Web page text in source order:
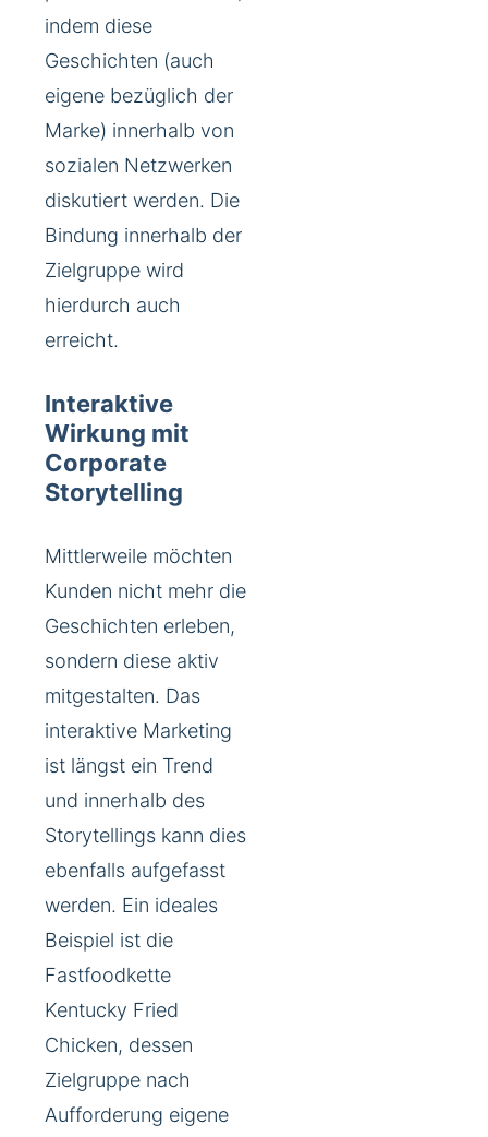
indem diese
Geschichten (auch
eigene bezüglich der
Marke) innerhalb von
sozialen Netzwerken
diskutiert werden. Die
Bindung innerhalb der
Zielgruppe wird
hierdurch auch
erreicht.
Interaktive
Wirkung mit
Corporate
Storytelling
Mittlerweile möchten
Kunden nicht mehr die
Geschichten erleben,
sondern diese aktiv
mitgestalten. Das
interaktive Marketing
ist längst ein Trend
und innerhalb des
Storytellings kann dies
ebenfalls aufgefasst
werden. Ein ideales
Beispiel ist die
Fastfoodkette
Kentucky Fried
Chicken, dessen
Zielgruppe nach
Aufforderung eigene